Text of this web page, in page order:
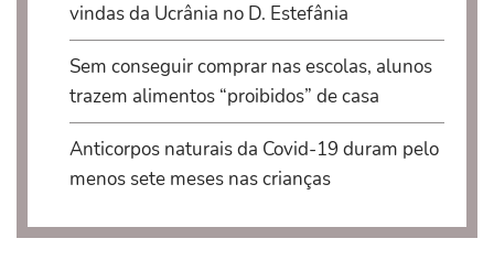
vindas da Ucrânia no D. Estefânia
Sem conseguir comprar nas escolas, alunos
trazem alimentos “proibidos” de casa
Anticorpos naturais da Covid-19 duram pelo
menos sete meses nas crianças